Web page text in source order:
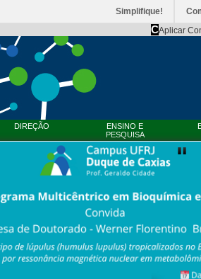
Simplifique!
CAplicar
DIREÇÃO
ENSINO E
PESQUISA